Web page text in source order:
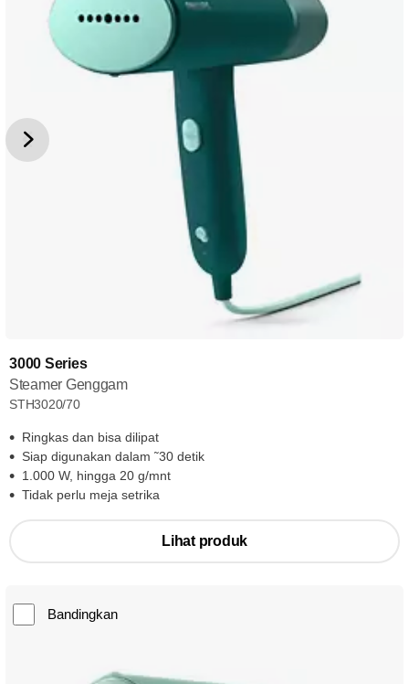
3000 Series
Steamer Genggam
STH3020/70
Ringkas dan bisa dilipat
Siap digunakan dalam ˜30 detik
1.000 W, hingga 20 g/mnt
Tidak perlu meja setrika
Lihat produk
Bandingkan